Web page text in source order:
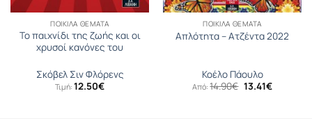
ΠΟΙΚΊΛΑ ΘΈΜΑΤΑ
Το παιχνίδι της ζωής και οι
χρυσοί κανόνες του
Σκόβελ Σιν Φλόρενς
Τιμή: 12.50€
ΠΟΙΚΊΛΑ ΘΈΜΑΤΑ
Απλότητα – Ατζέντα 2022
Κοέλο Πάουλο
Από:14.90€ Original
13.41€Η